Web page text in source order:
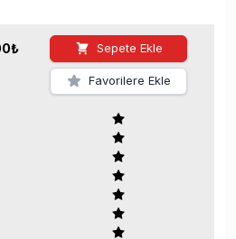
₺ Sepete Ekle
Favorilere Ekle